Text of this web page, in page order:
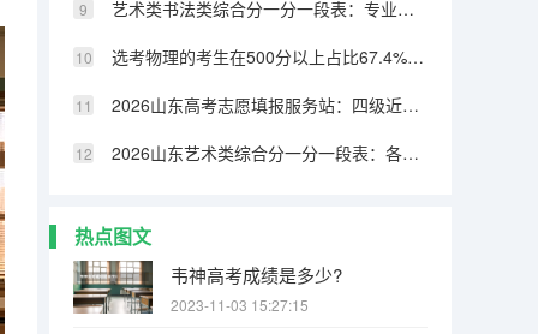
艺术类书法类综合分一分一段表：专业成绩占比70%，文化331分可上本科
选考物理的考生在500分以上占比67.4%，历史类仅32.8%
2026山东高考志愿填报服务站：四级近800个免费开放
2026山东艺术类综合分一分一段表：各专业类别双达线考生文化成绩排名的作用
热点图文
韦神高考成绩是多少?
2023-11-03 15:27:15